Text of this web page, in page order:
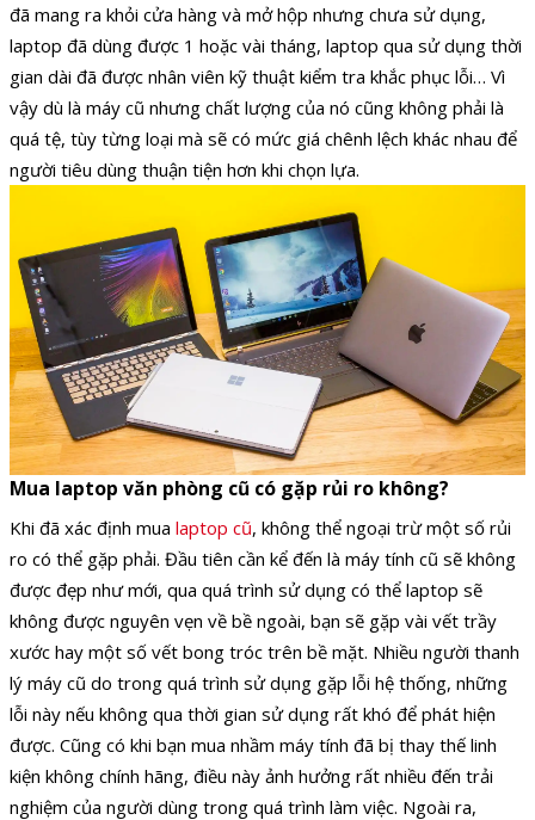
đã mang ra khỏi cửa hàng và mở hộp nhưng chưa sử dụng,
laptop đã dùng được 1 hoặc vài tháng, laptop qua sử dụng thời
gian dài đã được nhân viên kỹ thuật kiểm tra khắc phục lỗi… Vì
vậy dù là máy cũ nhưng chất lượng của nó cũng không phải là
quá tệ, tùy từng loại mà sẽ có mức giá chênh lệch khác nhau để
người tiêu dùng thuận tiện hơn khi chọn lựa.
Mua laptop văn phòng cũ có gặp rủi ro không?
Khi đã xác định mua laptop cũ, không thể ngoại trừ một số rủi
ro có thể gặp phải. Đầu tiên cần kể đến là máy tính cũ sẽ không
được đẹp như mới, qua quá trình sử dụng có thể laptop sẽ
không được nguyên vẹn về bề ngoài, bạn sẽ gặp vài vết trầy
xước hay một số vết bong tróc trên bề mặt. Nhiều người thanh
lý máy cũ do trong quá trình sử dụng gặp lỗi hệ thống, những
lỗi này nếu không qua thời gian sử dụng rất khó để phát hiện
được. Cũng có khi bạn mua nhầm máy tính đã bị thay thế linh
kiện không chính hãng, điều này ảnh hưởng rất nhiều đến trải
nghiệm của người dùng trong quá trình làm việc. Ngoài ra,